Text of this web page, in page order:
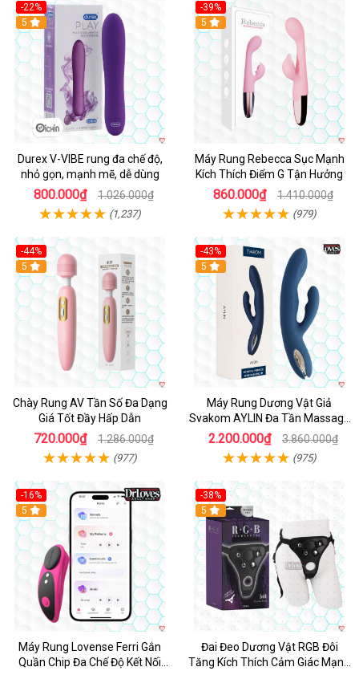
-22%
Hot
5
Durex V-VIBE rung đa chế độ,
nhỏ gọn, mạnh mẽ, dễ dùng
800.000₫ 1.026.000₫
(1,237)
-39%
Hot
5
Máy Rung Rebecca Sục Mạnh
Kích Thích Điểm G Tận Hưởng
860.000₫ 1.410.000₫
(979)
-44%
Hot
5
Chày Rung AV Tần Số Đa Dạng
Giá Tốt Đầy Hấp Dẫn
720.000₫ 1.286.000₫
(977)
-43%
Hot
5
Máy Rung Dương Vật Giả
Svakom AYLIN Đa Tần Massage
Sướng
2.200.000₫ 3.860.000₫
(975)
-16%
Hot
5
Máy Rung Lovense Ferri Gắn
Quần Chip Đa Chế Độ Kết Nối
-38%
Hot
5
Đai Đeo Dương Vật RGB Đôi
Tăng Kích Thích Cảm Giác Mạnh